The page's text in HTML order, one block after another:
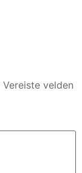
Vereiste velden